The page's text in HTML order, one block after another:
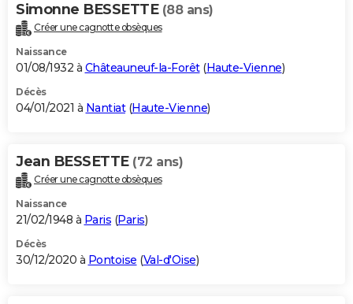
Simonne BESSETTE (88 ans)
Créer une cagnotte obsèques
Naissance
01/08/1932 à Châteauneuf-la-Forêt(Haute-Vienne)
Décès
04/01/2021 à Nantiat(Haute-Vienne)
Jean BESSETTE (72 ans)
Créer une cagnotte obsèques
Naissance
21/02/1948 à Paris (Paris)
Décès
30/12/2020 à Pontoise (Val-d'Oise)